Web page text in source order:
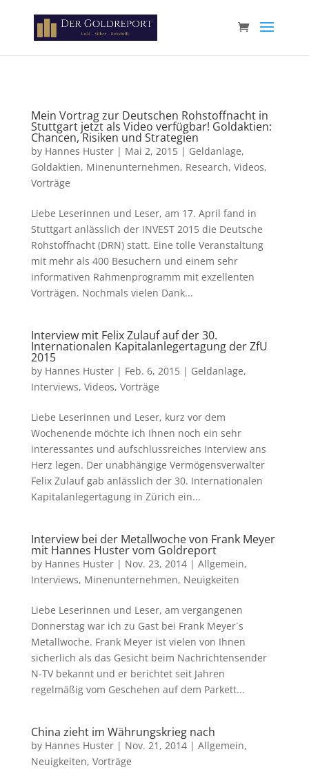
Mein Vortrag zur Deutschen Rohstoffnacht in
Stuttgart jetzt als Video verfügbar! Goldaktien:
Chancen, Risiken und Strategien
by Hannes Huster| Mai 2, 2015| Geldanlage,
Goldaktien, Minenunternehmen, Research, Videos,
Vorträge
Liebe Leserinnen und Leser, am 17. April fand in
Stuttgart anlässlich der INVEST 2015 die Deutsche
Rohstoffnacht (DRN) statt. Eine tolle Veranstaltung
mit mehr als 400 Besuchern und einem sehr
informativen Rahmenprogramm mit exzellenten
Vorträgen. Nochmals vielen Dank...
Interview mit Felix Zulauf auf der 30.
Internationalen Kapitalanlegertagung der ZfU
2015
by Hannes Huster| Feb. 6, 2015| Geldanlage,
Interviews, Videos, Vorträge
Liebe Leserinnen und Leser, kurz vor dem
Wochenende möchte ich Ihnen noch ein sehr
interessantes und aufschlussreiches Interview ans
Herz legen. Der unabhängige Vermögensverwalter
Felix Zulauf gab anlässlich der 30. Internationalen
Kapitalanlegertagung in Zürich ein...
Interview bei der Metallwoche von Frank Meyer
mit Hannes Huster vom Goldreport
by Hannes Huster| Nov. 23, 2014| Allgemein,
Interviews, Minenunternehmen, Neuigkeiten
Liebe Leserinnen und Leser, am vergangenen
Donnerstag war ich zu Gast bei Frank Meyer´s
Metallwoche. Frank Meyer ist vielen von Ihnen
sicherlich als das Gesicht beim Nachrichtensender
N-TV bekannt und er berichtet seit Jahren
regelmäßig vom Geschehen auf dem Parkett...
China zieht im Währungskrieg nach
by Hannes Huster| Nov. 21, 2014| Allgemein,
Neuigkeiten, Vorträge